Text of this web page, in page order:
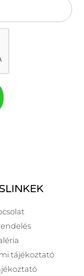
tájékoztató